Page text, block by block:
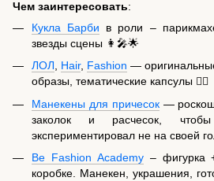
Чем заинтересовать:
Кукла Барби в роли –
звезды сцены 👩‍🎤🌟
ЛОЛ, Hair, Fashion —
образы, тематические капсулы 💇‍♀️
Манекены для причесок—
заколок и расчесок,
экспериментировал не на своей
Be Fashion Academy– фигурка
коробке. Манекен, украшения,